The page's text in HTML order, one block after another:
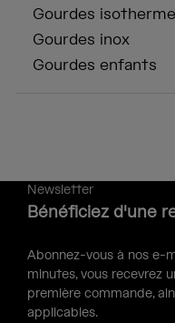
Gourdes
Gourdes inox
Gourdes enfants
Newsletter
Bénéficiez d'une
Abonnez-vous à nos e-
minutes, vous recevrez
première commande,
applicables.